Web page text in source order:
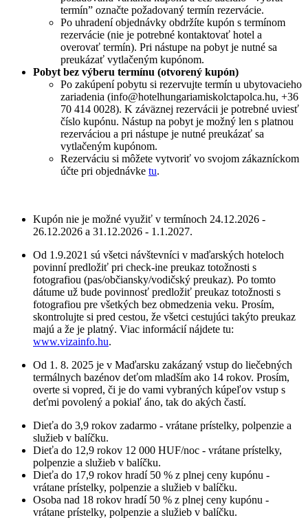
termín” označte požadovaný termín rezervácie.
Po uhradení objednávky obdržíte kupón s termínom
rezervácie (nie je potrebné kontaktovať hotel a
overovať termín). Pri nástupe na pobyt je nutné sa
preukázať vytlačeným kupónom.
Pobyt bez výberu termínu (otvorený kupón)
Po zakúpení pobytu si rezervujte termín u ubytovacieho
zariadenia (info@hotelhungariamiskolctapolca.hu, +36
70 414 0028). K záväznej rezervácii je potrebné uviesť
číslo kupónu. Nástup na pobyt je možný len s platnou
rezerváciou a pri nástupe je nutné preukázať sa
vytlačeným kupónom.
Rezerváciu si môžete vytvoriť vo svojom zákazníckom
účte pri objednávke tu.
Kupón nie je možné využiť v termínoch 24.12.2026 -
26.12.2026 a 31.12.2026 - 1.1.2027.
Od 1.9.2021 sú všetci návštevníci v maďarských hoteloch
povinní predložiť pri check-ine preukaz totožnosti s
fotografiou (pas/občiansky/vodičský preukaz). Po tomto
dátume už bude povinnosť predložiť preukaz totožnosti s
fotografiou pre všetkých bez obmedzenia veku. Prosím,
skontrolujte si pred cestou, že všetci cestujúci takýto preukaz
majú a že je platný. Viac informácií nájdete tu:
www.vizainfo.hu.
Od 1. 8. 2025 je v Maďarsku zakázaný vstup do liečebných
termálnych bazénov deťom mladším ako 14 rokov. Prosím,
overte si vopred, či je do vami vybraných kúpeľov vstup s
deťmi povolený a pokiaľ áno, tak do akých častí.
Dieťa do 3,9 rokov zadarmo - vrátane prístelky, polpenzie a
služieb v balíčku.
Dieťa do 12,9 rokov 12 000 HUF/noc - vrátane prístelky,
polpenzie a služieb v balíčku.
Dieťa do 17,9 rokov hradí 50 % z plnej ceny kupónu -
vrátane prístelky, polpenzie a služieb v balíčku.
Osoba nad 18 rokov hradí 50 % z plnej ceny kupónu -
vrátane prístelky, polpenzie a služieb v balíčku.